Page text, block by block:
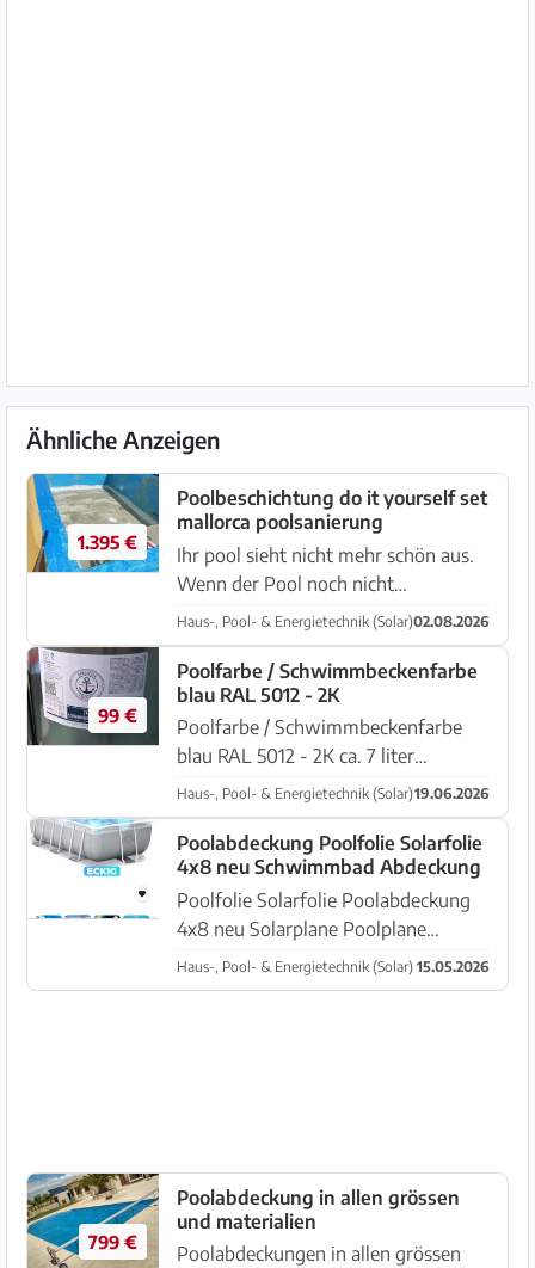
Ähnliche Anzeigen
1.395 €
Poolbeschichtung do it yourself set
mallorca poolsanierung
Ihr pool sieht nicht mehr schön aus.
Wenn der Pool noch nicht
Sanierungs bedürftig ist, können Sie
den mit einer guten
Poolbeschichtung nochmal ein paar
Jahre lang retten, und das mit einer
schönen O...
Haus-, Pool- & Energietechnik (Solar)02.08.2026
99 €
Poolfarbe / Schwimmbeckenfarbe
blau RAL 5012 - 2K
Poolfarbe / Schwimmbeckenfarbe
blau RAL 5012 - 2K ca. 7 liter
komplett mit Härter. Speziell für GFK
Pools. Ausreichend für ca. 70m2.
Sehr einfache Verarbeitung.
Deutsches Markenfabrikat.
Besichtigen, ...
Haus-, Pool- & Energietechnik (Solar)19.06.2026
Poolabdeckung Poolfolie Solarfolie
4x8 neu Schwimmbad Abdeckung
Poolfolie Solarfolie Poolabdeckung
4x8 neu Solarplane Poolplane
Poolabdeckung Solarfolie reckig
Chlor-und UV-beständig Farbe: blau
Haus-, Pool- & Energietechnik (Solar) 15.05.2026
799 €
Poolabdeckung in allen grössen
und materialien
Poolabdeckungen in allen grössen